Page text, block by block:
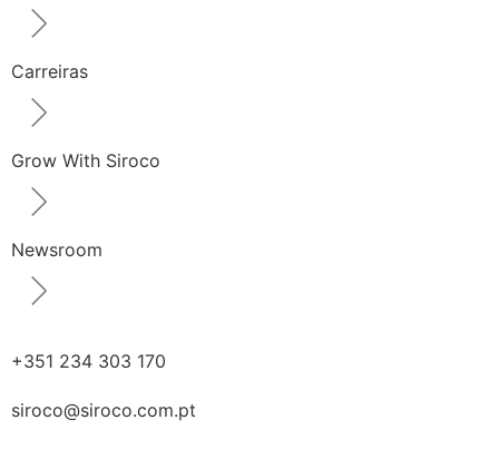
Carreiras
Grow With Siroco
Newsroom
+351 234 303 170
siroco@siroco.com.pt